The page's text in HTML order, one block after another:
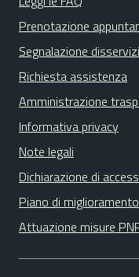
Prenotazione
Segnalazione
Richiesta assistenza
Amministrazione
Informativa privacy
Note legali
Dichiarazione di
Piano di miglioramento
Attuazione misure